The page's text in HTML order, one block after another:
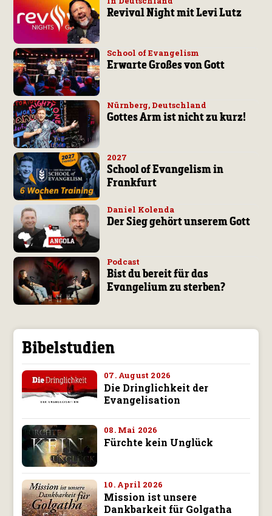
Revival Night mit Levi Lutz
School of Evangelism
Erwarte Großes von Gott
Nürnberg, Deutschland
Gottes Arm ist nicht zu kurz!
2027
School of Evangelism in
Frankfurt
Daniel Kolenda
Der Sieg gehört unserem Gott
Podcast
Bist du bereit für das
Evangelium zu sterben?
Bibelstudien
07. August 2026
Die Dringlichkeit der
Evangelisation
08. Mai 2026
Fürchte kein Unglück
10. April 2026
Mission ist unsere
Dankbarkeit für Golgatha